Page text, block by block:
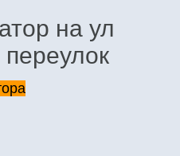
на ул